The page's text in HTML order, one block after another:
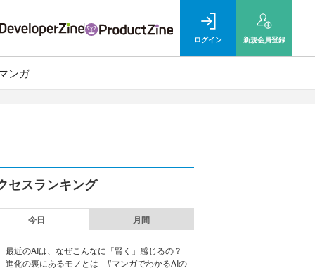
ログイン 新規会員登録
ンガ
セスランキング
今日 月間
最近のAIは、なぜこんなに「賢く」感じるの？
進化の裏にあるモノとは #マンガでわかるAIの